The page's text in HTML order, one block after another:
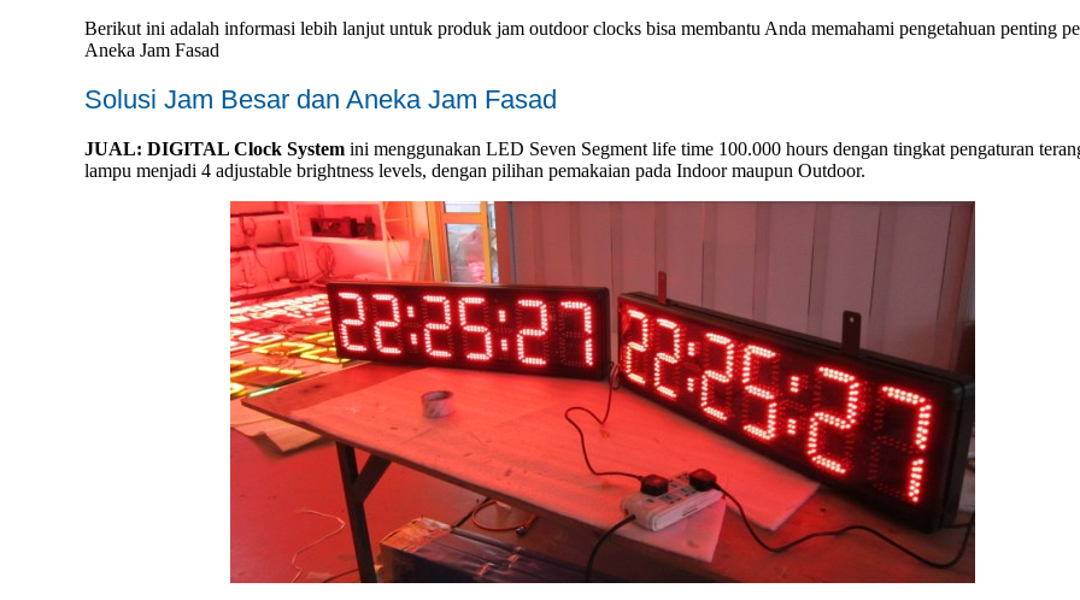
Berikut ini adalah informasi lebih lanjut untuk produk jam outdoor clocks bisa membantu Anda memahami pengetahuan penting
Aneka Jam Fasad
Solusi Jam Besar dan Aneka Jam Fasad
JUAL: DIGITAL Clock System ini menggunakan LED Seven Segment life time 100.000 hours dengan tingkat pengaturan
lampu menjadi 4 adjustable brightness levels, dengan pilihan pemakaian pada Indoor maupun Outdoor.